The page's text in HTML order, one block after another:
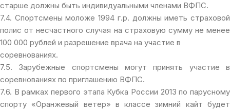
старше должны быть индивидуальными членами ВФПС.
7.4. Спортсмены моложе 1994 г.р. должны иметь страховой
полис от несчастного случая на страховую сумму не менее
100 000 рублей и разрешение врача на участие в
соревнованиях.
7.5. Зарубежные спортсмены могут принять участие в
соревнованиях по приглашению ВФПС.
7.6. В рамках первого этапа Кубка России 2013 по парусному
спорту «Оранжевый ветер» в классе зимний кайт будет